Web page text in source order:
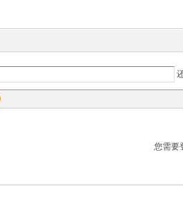
您需要